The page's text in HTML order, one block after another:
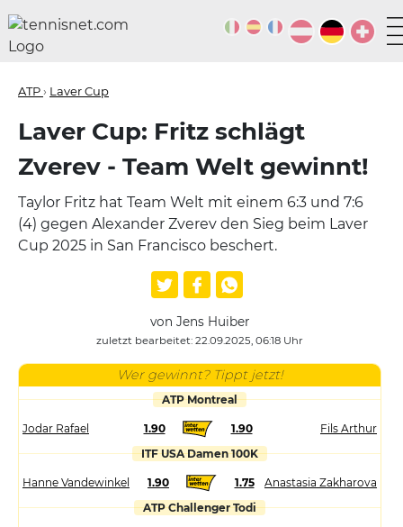
ATP› Laver Cup
Laver Cup: Fritz schlägt
Zverev - Team Welt gewinnt!
Taylor Fritz hat Team Welt mit einem 6:3 und 7:6
(4) gegen Alexander Zverev den Sieg beim Laver
Cup 2025 in San Francisco beschert.
von Jens Huiber
zuletzt bearbeitet: 22.09.2025, 06:18 Uhr
Wer gewinnt? Tippt jetzt!
ATP Montreal
Jodar Rafael 1.90 1.90
Fils Arthur
ITF USA Damen 100K
Hanne Vandewinkel 1.90 1.75
Anastasia Zakharova
ATP Challenger Todi